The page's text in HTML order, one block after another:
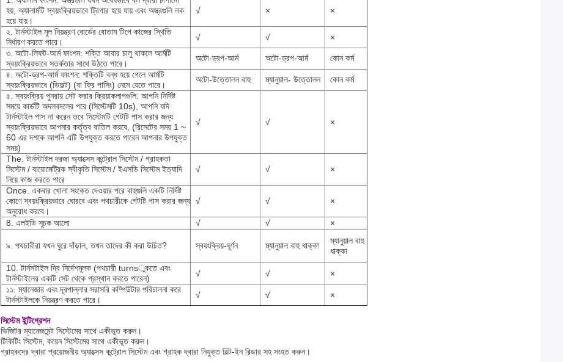
হয়, অ্যালার্মটি স্বয়ংক্রিয়ভাবে ট্রিগার হয়ে যায় এবং অস্ত্রগুলি লক
হয়ে যায়।
√ × ×
২. টার্নস্টাইল মূল নিয়ন্ত্রণ বোর্ডের বোতাম টিপে কাজের স্থিতি
নির্ধারণ করতে পারে।
√ √
×
৩. অটো-লিফট-আর্ম ফাংশন: শক্তি আবার চালু থাকলে আর্মটি
স্বয়ংক্রিয়ভাবে সতর্কতার সাথে উঠতে পারে।
অটো-ড্রপ-আর্ম অটো-ড্রপ-আর্ম
কোন কর্ম
৪. অটো-ড্রপ-আর্ম ফাংশন: শক্তিটি বন্ধ হয়ে গেলে আর্মটি
স্বয়ংক্রিয়ভাবে (ডিফল্ট) (বা ফ্রি পাসিং) নেমে যেতে পারে।
অটো-উত্তোলন বাহু ম্যানুয়াল- উত্তোলন
কোন কর্ম
৫. স্বয়ংক্রিয় পুনরায় সেট করার ক্রিয়াকলাপগুলি: আপনি নির্দিষ্ট
সময়ে কার্ডটি অদলবদলের পরে (সিস্টেমটি 10s), আপনি যদি
টার্নস্টাইল পাস না করেন তবে সিস্টেমটি গেটটি পাস করার জন্য
স্বয়ংক্রিয়ভাবে আপনার কর্তৃত্ব বাতিল করবে, (রিসেটের সময় 1 ~
60 এর দশকে আপনি এটি উপযুক্ত করতে পারেন আপনার উপযুক্ত
সময়)
√ √ ×
The. টার্নস্টাইল দরজা অ্যাক্সেস কন্ট্রোল সিস্টেম / গ্রাহকতা
সিস্টেম / বায়োমেট্রিক স্বীকৃতি সিস্টেম / ইএসডি সিস্টেম ইত্যাদি
নিয়ে কাজ করতে পারে
√ √ ×
Once. একবার খোলা সংকেত দেওয়ার পরে বাহুগুলি একটি নির্দিষ্ট
কোণে স্বয়ংক্রিয়ভাবে ঘোরবে এবং পথচারীকে গেটটি পাস করার জন্য
অনুরোধ করবে।
√ √ ×
8. এলইডি সূচক আলো √ √ ×
৯. পথচারীরা যখন ঘুরে দাঁড়াল, তখন তাদের কী করা উচিত? স্বয়ংক্রিয়-ঘূর্ণন ম্যানুয়াল বাহু ধাক্কা
ম্যানুয়াল বাহু
ধাক্কা
10. টার্নসটাইল দ্বি নির্দেশমূলক (পথচারী turnsুকতে এবং
টার্নস্টাইলের একটি সেট থেকে প্রস্থান করতে পারেন)
√ √
×
১১. ম্যানেজার এবং দূরপাল্লার সরাসরি কম্পিউটার পরিচালনা করে
টার্নস্টাইলকে নিয়ন্ত্রণ করতে পারে।
√ √ ×
সিস্টেম ইন্টিগ্রেশন
ভিজিটর ম্যানেজমেন্ট সিস্টেমের সাথে একীভূত করুন।
টিকিটিং সিস্টেম, কয়েন সিস্টেমের সাথে একীভূত করুন।
গ্রাহকদের দ্বারা প্রয়োজনীয় অ্যাক্সেস কন্ট্রোল সিস্টেম এবং গ্রাহক দ্বারা নিযুক্ত বিল্ট-ইন রিডার সহ সংহত করুন।